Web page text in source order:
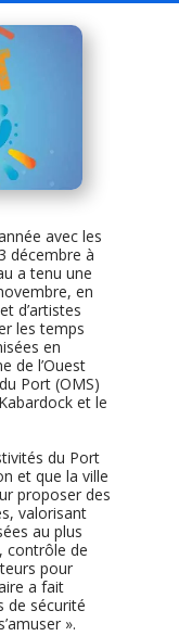
avec les
décembre à
a tenu une
en
d’artistes
les temps
en
de l’Ouest
Port (OMS)
et le
du Port
et que la ville
proposer des
valorisant
au plus
contrôle de
pour
a fait
de sécurité
».